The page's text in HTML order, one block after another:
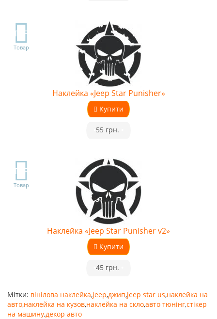
TOP
Товар
Наклейка «Jeep Star Punisher»
Купити
55 грн.
TOP
Товар
Наклейка «Jeep Star Punisher v2»
Купити
45 грн.
Мітки: вінілова наклейка,jeep,джип,jeep star us,наклейка на
авто,наклейка на кузов,наклейка на скло,авто тюнінг,стікер
на машину,декор авто